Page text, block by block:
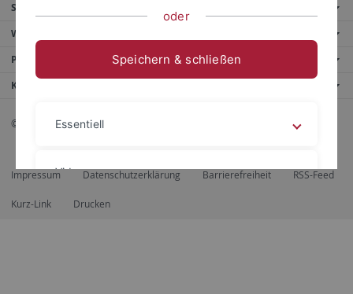
Service
Weitere Angebote
Portale
Kontaktinfo
© 2026 Eberhard Karls Universität Tübingen, Tübingen
Impressum Datenschutzerklärung Barrierefreiheit RSS-Feed
Kurz-Link Drucken
oder
Speichern & schließen
Essentiell
Videos